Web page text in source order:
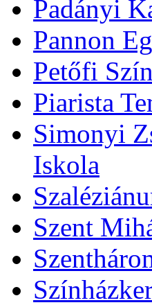
Padányi
Pannon
Petőfi
Piarista
Simonyi
Iskola
Szent